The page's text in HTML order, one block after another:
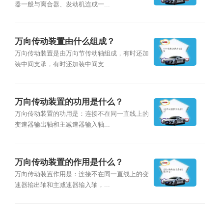
器一般与离合器、发动机连成一...
万向传动装置由什么组成？
万向传动装置是由万向节传动轴组成，有时还加
装中间支承，有时还加装中间支...
万向传动装置的功用是什么？
万向传动装置的功用是：连接不在同一直线上的
变速器输出轴和主减速器输入轴...
万向传动装置的作用是什么？
万向传动装置作用是：连接不在同一直线上的变
速器输出轴和主减速器输入轴，...